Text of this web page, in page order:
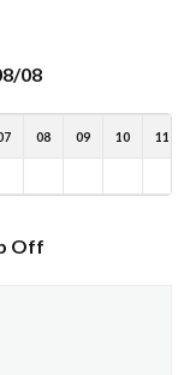
08
08 09 10 11
Off